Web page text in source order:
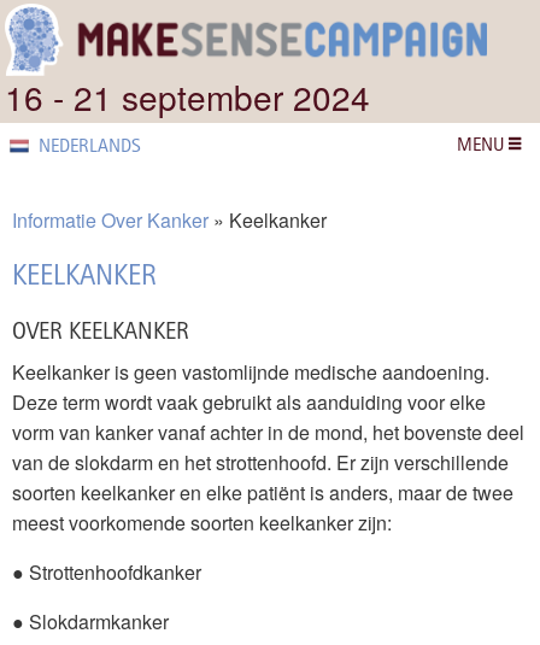
16 - 21 september 2024
NEDERLANDS MENU
Informatie Over Kanker Keelkanker
KEELKANKER
OVER KEELKANKER
Keelkanker is geen vastomlijnde medische aandoening.
Deze term wordt vaak gebruikt als aanduiding voor elke
vorm van kanker vanaf achter in de mond, het bovenste deel
van de slokdarm en het strottenhoofd. Er zijn verschillende
soorten keelkanker en elke patiënt is anders, maar de twee
meest voorkomende soorten keelkanker zijn:
● Strottenhoofdkanker
● Slokdarmkanker